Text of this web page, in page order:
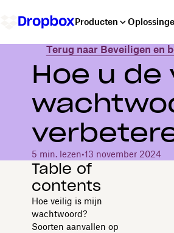
Producten
Terug naar Beveiligen en
Hoe u de
5 min. lezen•13 november 2024
Table of
contents
Hoe veilig is mijn
wachtwoord?
Soorten aanvallen op